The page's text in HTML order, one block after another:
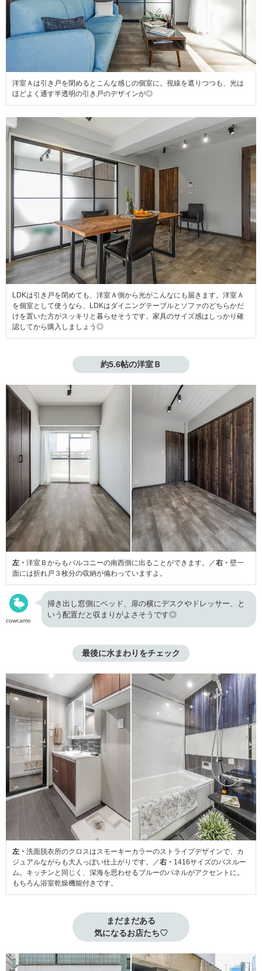
洋室Ａは引き戸を閉めるとこんな感じの個室に。視線を遮りつつも、光は
ほどよく通す半透明の引き戸のデザインが◎
LDKは引き戸を閉めても、洋室Ａ側から光がこんなにも届きます。洋室Ａ
を個室として使うなら、LDKはダイニングテーブルとソファのどちらかだ
けを置いた方がスッキリと暮らせそうです。家具のサイズ感はしっかり確
認してから購入しましょう◎
約5.6帖の洋室Ｂ
左・ 洋室Ｂからもバルコニーの南西側に出ることができます。／右・ 壁一
面には折れ戸３枚分の収納が備わっていますよ。
cowcamo
掃き出し窓側にベッド、扉の横にデスクやドレッサー、と
いう配置だと収まりがよさそうです◎
最後に水まわりをチェック
左・ 洗面脱衣所のクロスはスモーキーカラーのストライプデザインで、カ
ジュアルながらも大人っぽい仕上がりです。／右・ 1416サイズのバスルー
ム。キッチンと同じく、深海を思わせるブルーのパネルがアクセントに。
もちろん浴室乾燥機能付きです。
まだまだある
気になるお店たち♡